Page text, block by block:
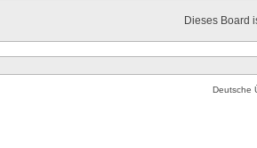
Dieses Board
Deutsche